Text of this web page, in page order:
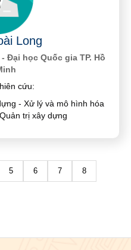
Long
Đại học Quốc gia TP. Hồ
cứu:
- Xử lý và mô hình hóa
trị xây dựng
5 6 7 8